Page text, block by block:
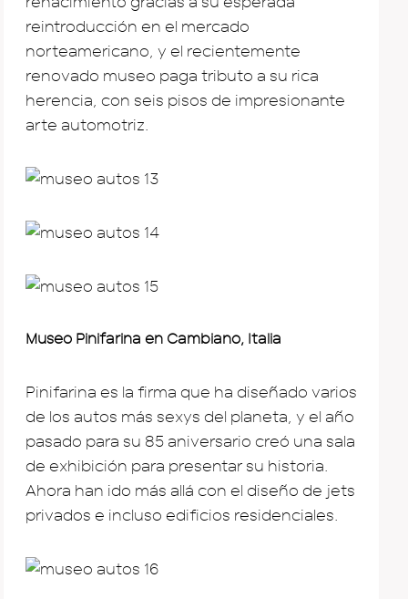
reintroducción en el mercado
norteamericano, y el recientemente
renovado museo paga tributo a su rica
herencia, con seis pisos de impresionante
arte automotriz.
Museo Pinifarina en Cambiano, Italia
Pinifarina es la firma que ha diseñado varios
de los autos más sexys del planeta, y el año
pasado para su 85 aniversario creó una sala
de exhibición para presentar su historia.
Ahora han ido más allá con el diseño de jets
privados e incluso edificios residenciales.